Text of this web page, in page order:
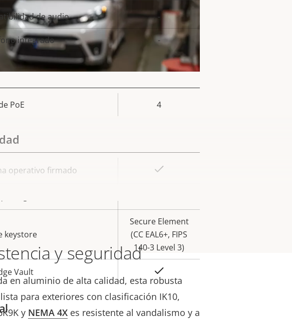
y seguridad
en aluminio de alta calidad, esta robusta
para exteriores con clasificación IK10,
y NEMA 4X es resistente al vandalismo y a
Valor de
la
propiedad
de audio -
integrado -
PoE 4
Valor de
operativo firmado
keystore
Secure Element
(CC EAL6+, FIPS
140-3 Level 3)
Vault